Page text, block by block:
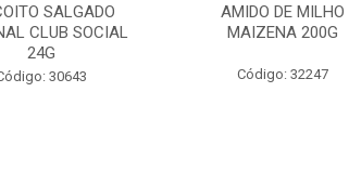
SALGADO
CLUB SOCIAL
24G
30643
AMIDO DE MILHO
MAIZENA 200G
Código: 32247